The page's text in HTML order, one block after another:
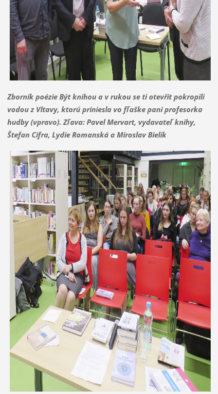
Zborník poézie Být knihou a v rukou se ti otevřít pokropili
vodou z Vltavy, ktorú priniesla vo fľaške pani profesorka
hudby (vpravo). Zľava: Pavel Mervart, vydavateľ knihy,
Štefan Cifra, Lydie Romanská a Miroslav Bielik